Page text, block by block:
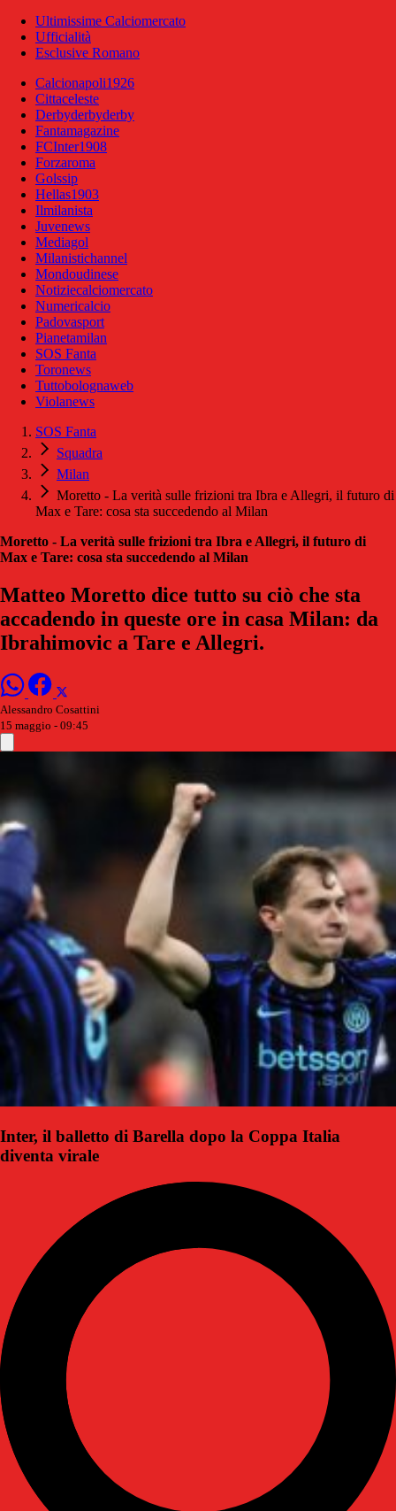
Ultimissime Calciomercato
Ufficialità
Esclusive Romano
Calcionapoli1926
Cittaceleste
Derbyderbyderby
Fantamagazine
FCInter1908
Forzaroma
Golssip
Hellas1903
Ilmilanista
Juvenews
Mediagol
Milanistichannel
Mondoudinese
Notiziecalciomercato
Numericalcio
Padovasport
Pianetamilan
SOS Fanta
Toronews
Tuttobolognaweb
Violanews
SOS Fanta
Squadra
Milan
Moretto - La verità sulle frizioni tra Ibra e Allegri, il futuro di
Max e Tare: cosa sta succedendo al Milan
Moretto - La verità sulle frizioni tra Ibra e Allegri, il futuro di
Max e Tare: cosa sta succedendo al Milan
Matteo Moretto dice tutto su ciò che sta
accadendo in queste ore in casa Milan: da
Ibrahimovic a Tare e Allegri.
Alessandro Cosattini
15 maggio - 09:45
Inter, il balletto di Barella dopo la Coppa Italia
diventa virale